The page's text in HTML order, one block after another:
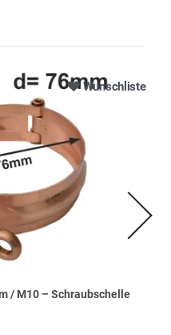
Wunschliste
/ M10 – Schraubschelle